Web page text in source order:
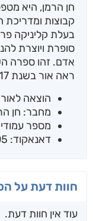
קבוצות
בעלת קליניקה
סופרת ויוצרת
אדם. זהו ספרה
ראה אור בשנת 2017.
הוצאה
מחבר: חן
מספר עמודים:
דאנאקוד: 1272-2905
חוות דעת על
עוד אין חוות דעת.